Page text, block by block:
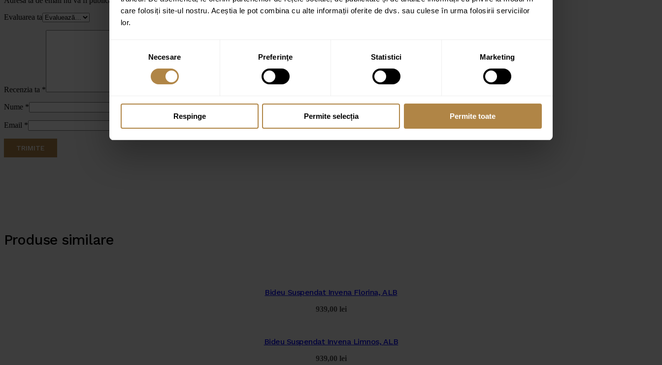
care folosiți site-ul nostru. Aceștia le pot combina cu alte informații oferite de dvs. sau culese în urma folosirii serviciilor
lor.
consimțământului
Necesare Preferinţe Statistici Marketing
Respinge Permite selecția Permite toate
Evaluarea ta
Recenzia ta *
Nume *
Email *
Produse similare
Bideu Suspendat Invena Florina, ALB
939,00 lei
Bideu Suspendat Invena Limnos, ALB
939,00 lei